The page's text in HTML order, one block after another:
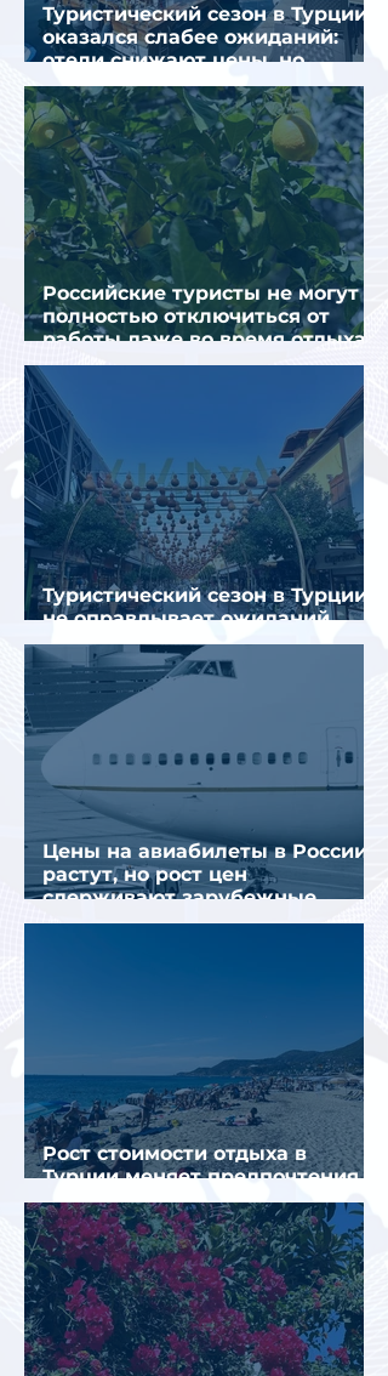
Туристический сезон в Турции
оказался слабее ожиданий:
отели снижают цены, но
загрузка остается низкой
Российские туристы не могут
полностью отключиться от
работы даже во время отдыха
в Турции
Туристический сезон в Турции
не оправдывает ожиданий
отрасли
Цены на авиабилеты в России
растут, но рост цен
сдерживают зарубежные
конкуренты
Рост стоимости отдыха в
Турции меняет предпочтения
туристов